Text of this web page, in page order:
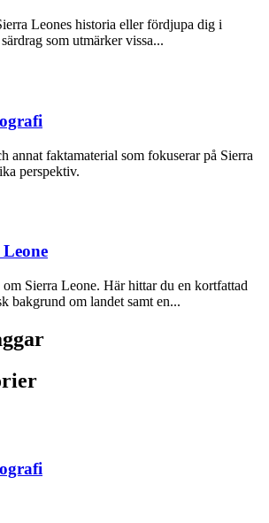
Leones historia eller fördjupa dig i
som utmärker vissa...
annat faktamaterial som fokuserar på Sierra
perspektiv.
Sierra Leone. Här hittar du en kortfattad
bakgrund om landet samt en...